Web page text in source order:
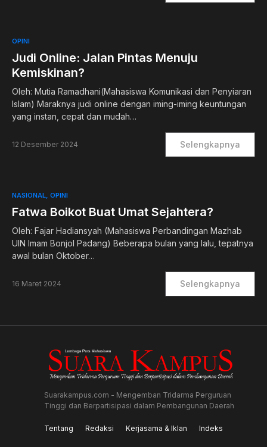
OPINI
Judi Online: Jalan Pintas Menuju
Kemiskinan?
Oleh: Mutia Ramadhani(Mahasiswa Komunikasi dan Penyiaran
Islam) Maraknya judi online dengan iming-iming keuntungan
yang instan, cepat dan mudah…
12 Desember 2024 Selengkapnya
NASIONAL OPINI
Fatwa Boikot Buat Umat Sejahtera?
Oleh: Fajar Hadiansyah (Mahasiswa Perbandingan Mazhab
UIN Imam Bonjol Padang) Beberapa bulan yang lalu, tepatnya
awal bulan Oktober…
16 Maret 2024 Selengkapnya
Suarakampus.com - Mengemban Tridarma Perguruan
Tinggi dan Berpartisipasi dalam Pembangunan Daerah
Tentang Redaksi Kerjasama & Iklan Indeks